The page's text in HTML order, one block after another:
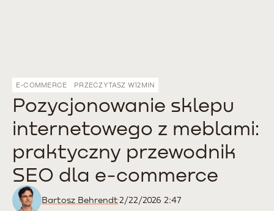
E-COMMERCE PRZECZYTASZ W12MIN
Pozycjonowanie sklepu
internetowego z meblami:
praktyczny przewodnik
SEO dla e-commerce
Bartosz Behrendt2/22/2026 2:47